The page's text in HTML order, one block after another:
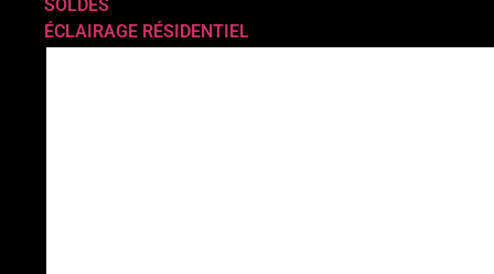
SOLDES
ÉCLAIRAGE RÉSIDENTIEL